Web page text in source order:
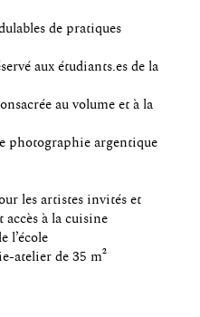
de pratiques
aux étudiants.es de la
au volume et à la
photographie argentique
les artistes invités et
accès à la cuisine
l’école
atelier de 35 m²